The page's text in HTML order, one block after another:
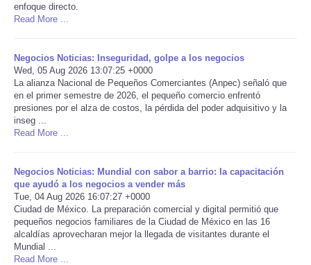
NOTICIAS
America Latina
Ciencia
EEUU
Especiales
Internacionales
enfoque directo.
Read More ...
Negocios Noticias: Inseguridad, golpe a los negocios
Wed, 05 Aug 2026 13:07:25 +0000
La alianza Nacional de Pequeños Comerciantes (Anpec) señaló que
en el primer semestre de 2026, el pequeño comercio enfrentó
presiones por el alza de costos, la pérdida del poder adquisitivo y la
inseg ...
Read More ...
Negocios Noticias: Mundial con sabor a barrio: la capacitación
que ayudó a los negocios a vender más
Tue, 04 Aug 2026 16:07:27 +0000
Ciudad de México. La preparación comercial y digital permitió que
pequeños negocios familiares de la Ciudad de México en las 16
alcaldías aprovecharan mejor la llegada de visitantes durante el
Mundial ...
Read More ...